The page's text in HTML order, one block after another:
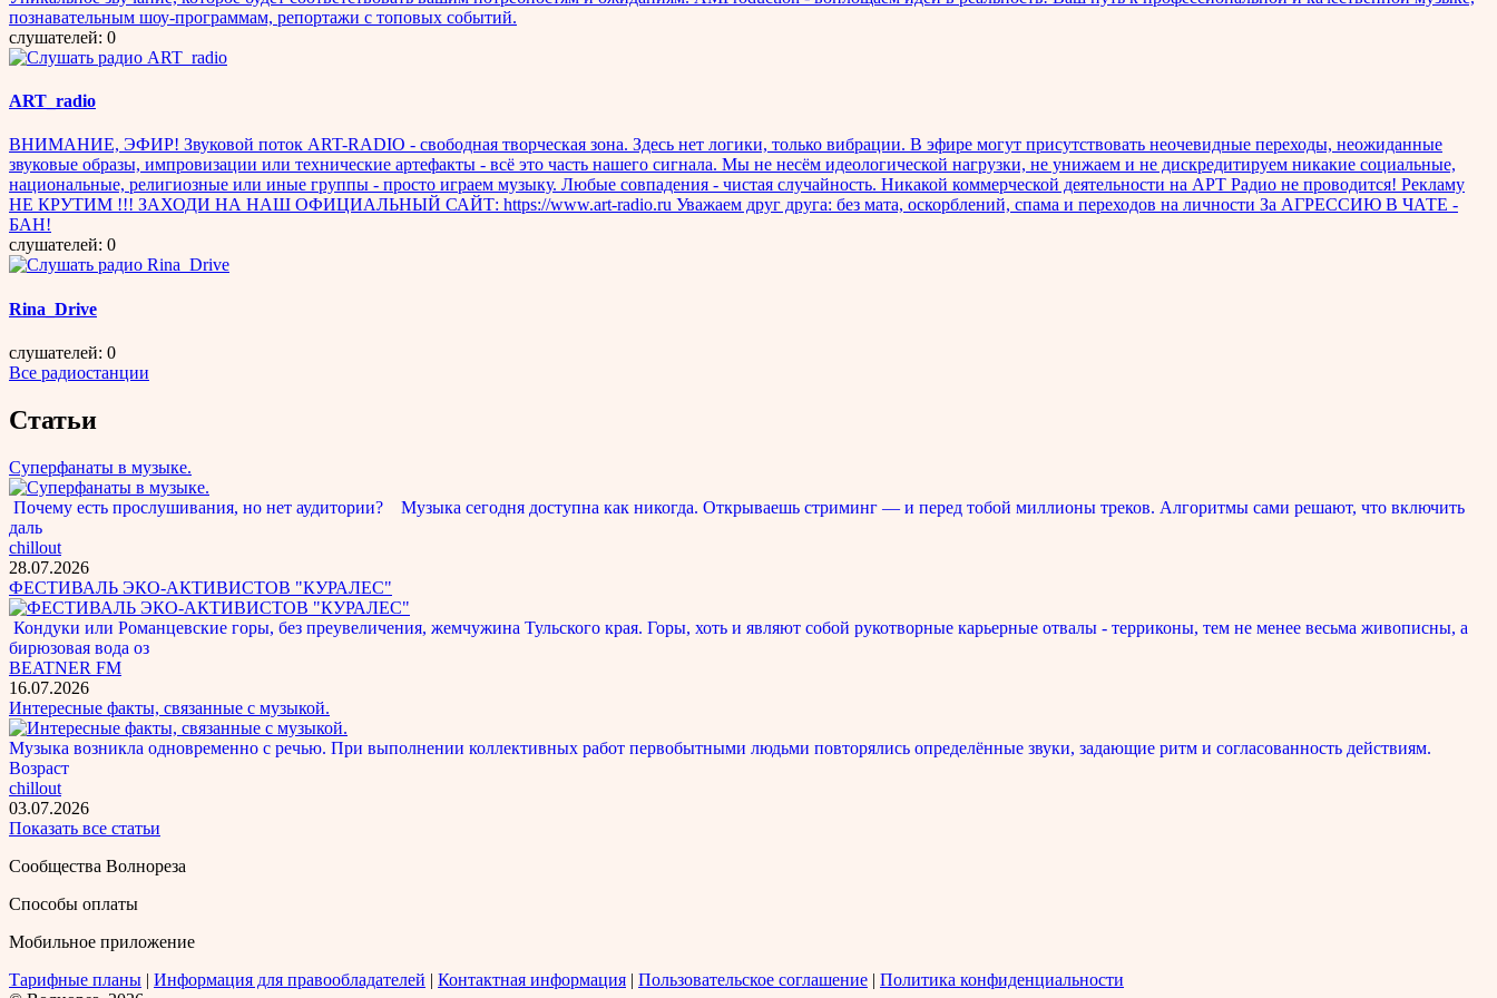
познавательным шоу-программам, репортажи с топовых событий.
слушателей: 0
ART_radio
ВНИМАНИЕ, ЭФИР! Звуковой поток ART-RADIO - свободная творческая зона. Здесь нет логики, только вибрации. В эфире могут присутствовать неочевидные переходы, неожиданные
звуковые образы, импровизации или технические артефакты - всё это часть нашего сигнала. Мы не несём идеологической нагрузки, не унижаем и не дискредитируем никакие социальные,
национальные, религиозные или иные группы - просто играем музыку. Любые совпадения - чистая случайность. Никакой коммерческой деятельности на АРТ Радио не проводится! Рекламу
НЕ КРУТИМ !!! ЗАХОДИ НА НАШ ОФИЦИАЛЬНЫЙ САЙТ: https://www.art-radio.ru Уважаем друг друга: без мата, оскорблений, спама и переходов на личности За АГРЕССИЮ В ЧАТЕ -
БАН!
слушателей: 0
Rina_Drive
слушателей: 0
Все радиостанции
Статьи
Суперфанаты в музыке.
Почему есть прослушивания, но нет аудитории? Музыка сегодня доступна как никогда. Открываешь стриминг — и перед тобой миллионы треков. Алгоритмы сами решают, что включить
даль
chillout
28.07.2026
ФЕСТИВАЛЬ ЭКО-АКТИВИСТОВ "КУРАЛЕС"
Кондуки или Романцевские горы, без преувеличения, жемчужина Тульского края. Горы, хоть и являют собой рукотворные карьерные отвалы - терриконы, тем не менее весьма живописны, а
бирюзовая вода оз
BEATNER FM
16.07.2026
Интересные факты, связанные с музыкой.
Музыка возникла одновременно с речью. При выполнении коллективных работ первобытными людьми повторялись определённые звуки, задающие ритм и согласованность действиям.
Возраст
chillout
03.07.2026
Показать все статьи
Сообщества Волнореза
Способы оплаты
Мобильное приложение
Тарифные планы | Информация для правообладателей | Контактная информация | Пользовательское соглашение | Политика конфиденциальности